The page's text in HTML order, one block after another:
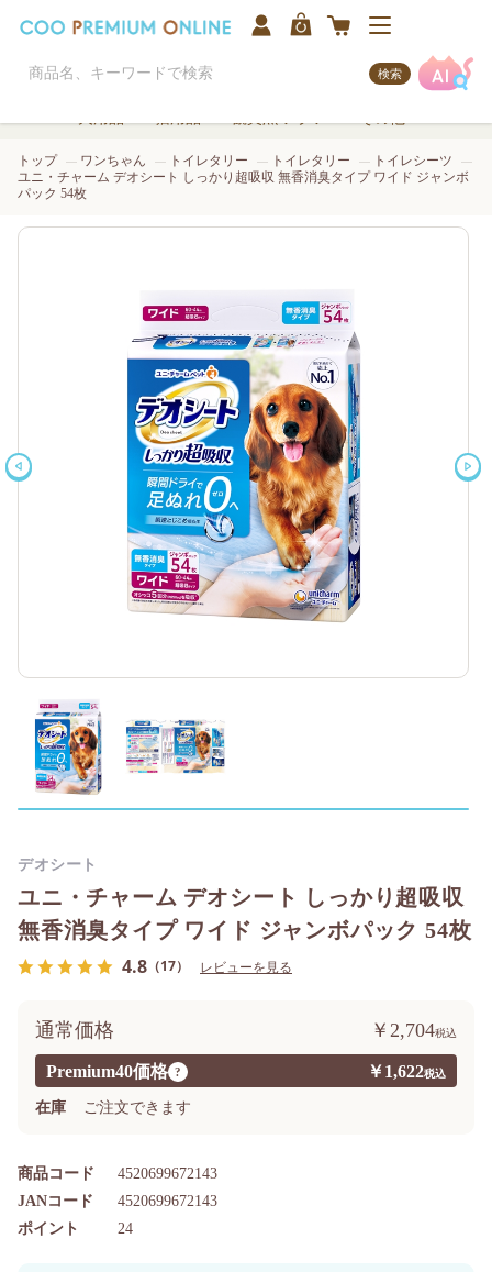
検索
トップ ワンちゃん トイレタリー トイレタリー
トイレシーツ
ユニ・チャーム デオシート しっかり超吸収 無香消臭タイプ ワイド ジャンボ
パック 54枚
ユニ・チャーム デオシート しっかり超吸収
無香消臭タイプ ワイド ジャンボパック 54枚
4.8 （17） レビューを見る
Premium40価格 ? ￥1,622
通常価格 ￥2,704
在庫 ご注文できます
商品コード 4520699672143
ポイント 24
JANコード 4520699672143
デオシート